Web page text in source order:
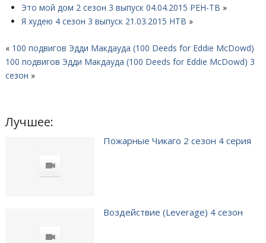
Это мой дом 2 сезон 3 выпуск 04.04.2015 РЕН-ТВ »
Я худею 4 сезон 3 выпуск 21.03.2015 НТВ »
« 100 подвигов Эдди Макдауда (100 Deeds for Eddie McDowd)
100 подвигов Эдди Макдауда (100 Deeds for Eddie McDowd) 3
сезон »
Лучшее:
Пожарные Чикаго 2 сезон 4 серия
Воздействие (Leverage) 4 сезон